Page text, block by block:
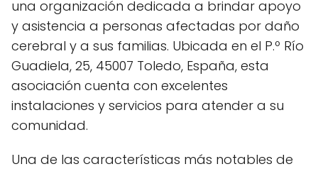
una organización dedicada a brindar apoyo
y asistencia a personas afectadas por daño
cerebral y a sus familias. Ubicada en el P.º Río
Guadiela, 25, 45007 Toledo, España, esta
asociación cuenta con excelentes
instalaciones y servicios para atender a su
comunidad.
Una de las características más notables de